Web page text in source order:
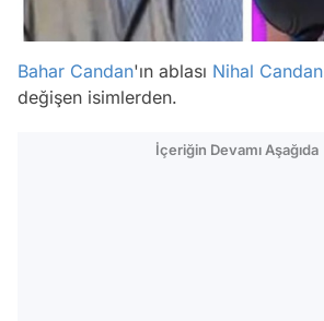
Bahar Candan'ın ablası Nihal Candan
değişen isimlerden.
İçeriğin Devamı Aşağıda